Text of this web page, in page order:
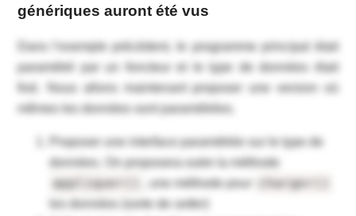
génériques auront été vus
Dans l’exemple précédent, le programme principal était
paramétré par un foncteur et le type de données était
fixé. Nous allons maintenant proposer une version où
mêmes les données sont paramétrées.
Proposer une interface paramétrée sur le type de
données. On proposera outre la méthode
appliquer() , une méthode pour charger()
les données (sorte de setter